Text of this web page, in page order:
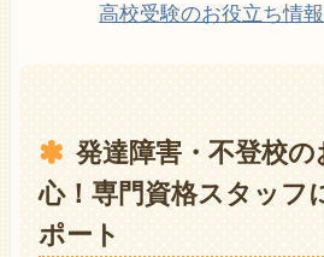
高校受験のお役立ち情
発達障害・不登校
心！専門資格スタッフ
ポート